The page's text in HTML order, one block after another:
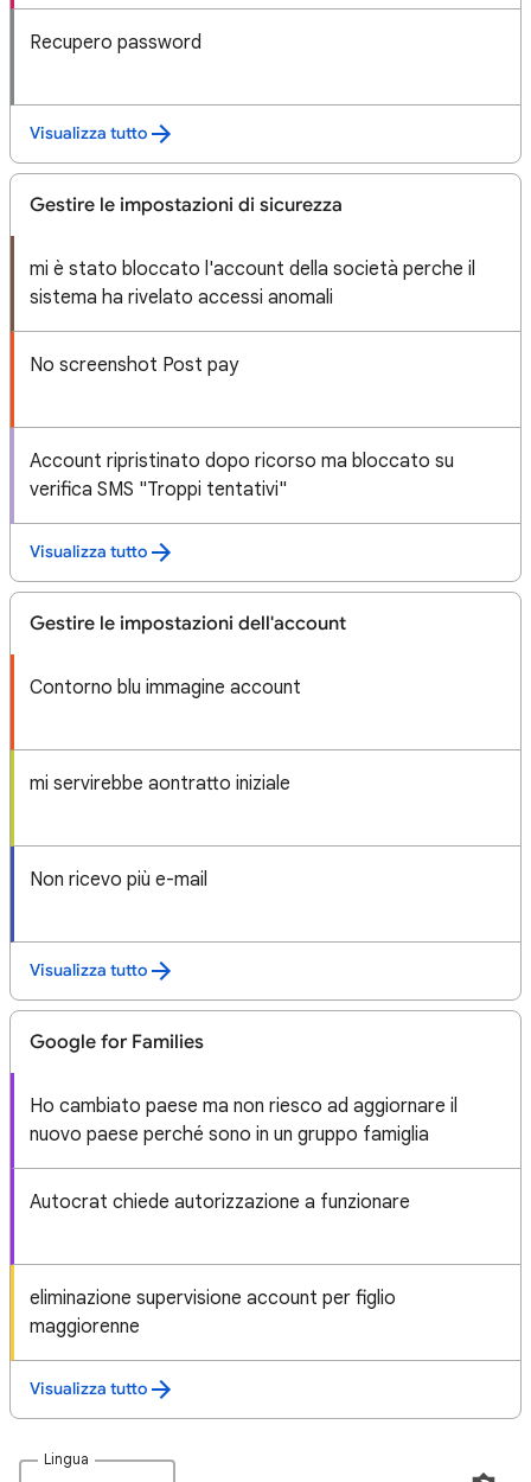
Recupero password
Visualizza tutto
Gestire le impostazioni di sicurezza
mi è stato bloccato l'account della società perche il
sistema ha rivelato accessi anomali
No screenshot Post pay
Account ripristinato dopo ricorso ma bloccato su
verifica SMS "Troppi tentativi"
Visualizza tutto
Gestire le impostazioni dell'account
Contorno blu immagine account
mi servirebbe aontratto iniziale
Non ricevo più e-mail
Visualizza tutto
Google for Families
Ho cambiato paese ma non riesco ad aggiornare il
nuovo paese perché sono in un gruppo famiglia
Autocrat chiede autorizzazione a funzionare
eliminazione supervisione account per figlio
maggiorenne
Visualizza tutto
Lingua